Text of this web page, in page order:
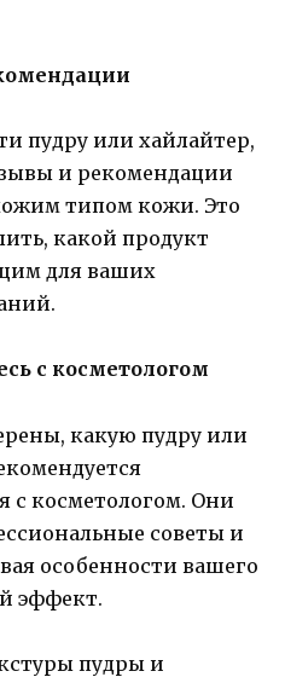
пудру или хайлайтер,
и рекомендации
типом кожи. Это
какой продукт
для ваших
с косметологом
какую пудру или
с косметологом. Они
советы и
особенности вашего
эффект.
пудры и